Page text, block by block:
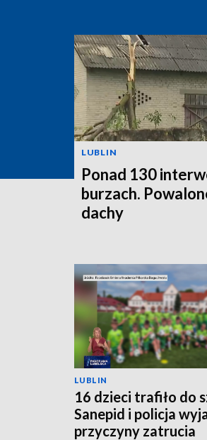
LUBLIN
Ponad 130
burzach.
dachy
LUBLIN
16 dzieci trafiło do
Sanepid i policja
przyczyny zatrucia